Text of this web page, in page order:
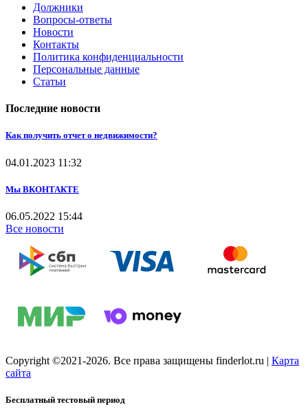
Должники
Вопросы-ответы
Новости
Контакты
Политика конфиденциальности
Персональные данные
Статьи
Последние новости
Как получить отчет о недвижимости?
04.01.2023 11:32
Мы ВКОНТАКТЕ
06.05.2022 15:44
Все новости
Copyright ©2021-2026. Все права защищены finderlot.ru | Карта
сайта
Бесплатный тестовый период